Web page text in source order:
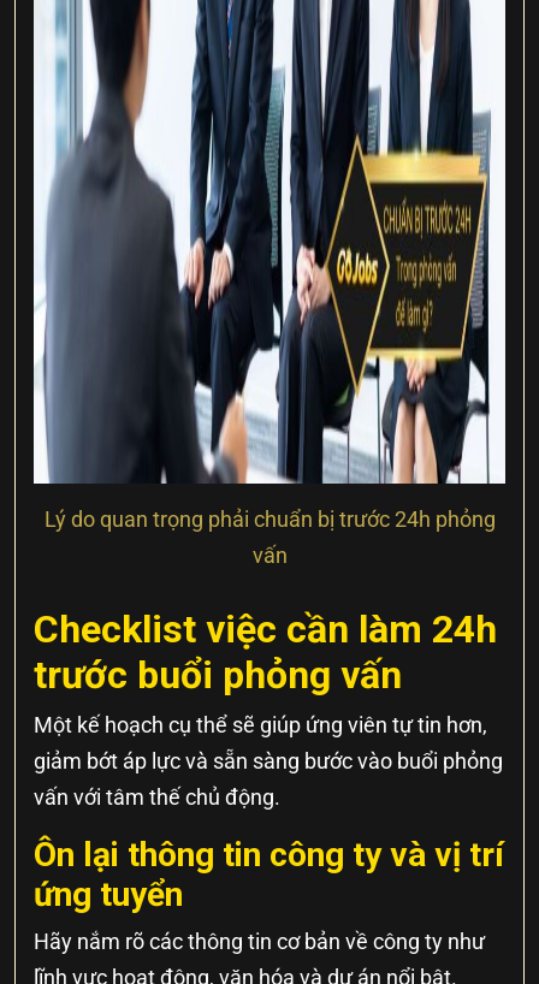
Lý do quan trọng phải chuẩn bị trước 24h phỏng
vấn
Checklist việc cần làm 24h
trước buổi phỏng vấn
Một kế hoạch cụ thể sẽ giúp ứng viên tự tin hơn,
giảm bớt áp lực và sẵn sàng bước vào buổi phỏng
vấn với tâm thế chủ động.
Ôn lại thông tin công ty và vị trí
ứng tuyển
Hãy nắm rõ các thông tin cơ bản về công ty như
lĩnh vực hoạt động, văn hóa và dự án nổi bật.